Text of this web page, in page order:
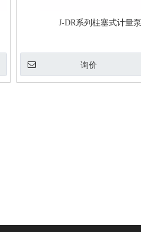
J-DR系列柱塞式计量泵
询价